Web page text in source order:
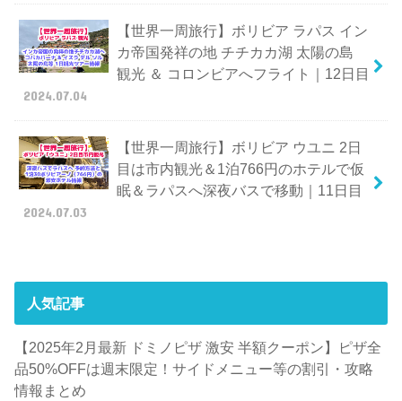
【世界一周旅行】ボリビア ラパス イン
カ帝国発祥の地 チチカカ湖 太陽の島
観光 ＆ コロンビアへフライト｜12日目
2024.07.04
【世界一周旅行】ボリビア ウユニ 2日
目は市内観光＆1泊766円のホテルで仮
眠＆ラパスへ深夜バスで移動｜11日目
2024.07.03
人気記事
【2025年2月最新 ドミノピザ 激安 半額クーポン】ピザ全
品50%OFFは週末限定！サイドメニュー等の割引・攻略
情報まとめ